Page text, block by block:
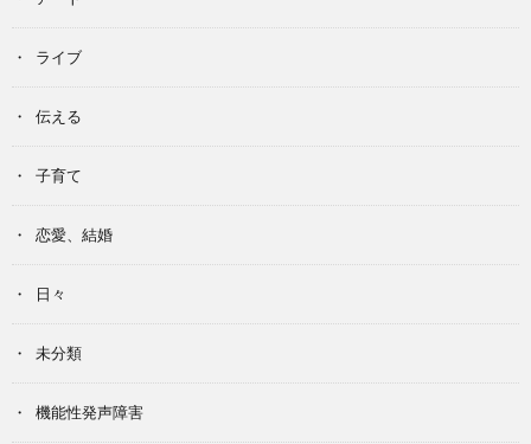
ライブ
伝える
子育て
恋愛、結婚
日々
未分類
機能性発声障害